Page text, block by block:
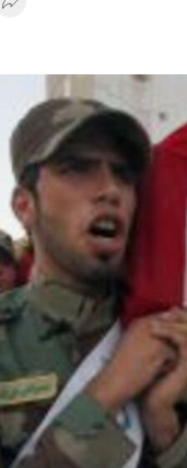
Whatsapp
en Facebook
en Twitter
Desplegar Redes